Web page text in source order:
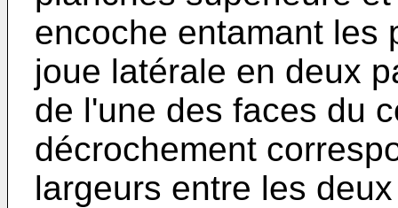
encoche entamant les
joue latérale en deux
de l'une des faces du
décrochement
largeurs entre les